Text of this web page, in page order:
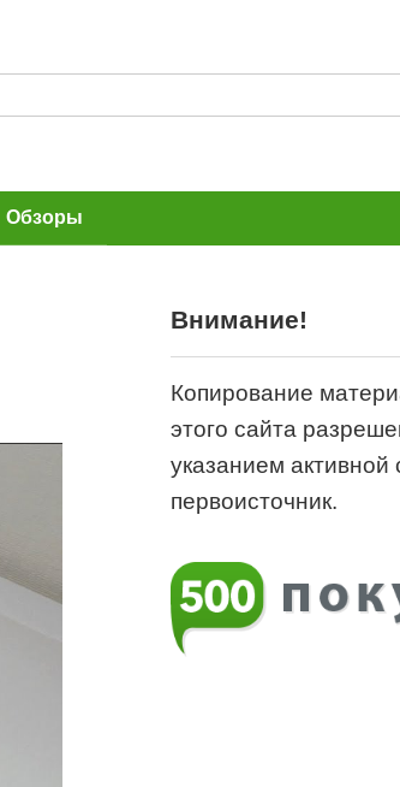
Обзоры
Внимание!
Копирование
этого сайта
указанием активной
первоисточник.